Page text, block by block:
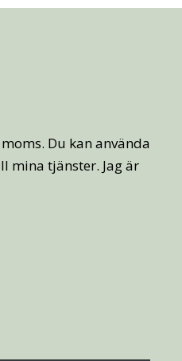
Du kan använda
mina tjänster. Jag är